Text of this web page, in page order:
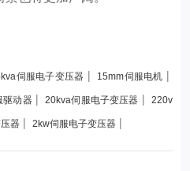
伺服电子变压器 | 15mm伺服电机 |
驱动器|20kva伺服电子变压器 |220v
器 | 2kw伺服电子变压器 |